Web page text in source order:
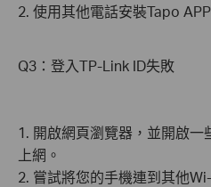
2. 使用其他電話安裝Tapo
Q3：登入TP-Link ID失敗
1. 開啟網頁瀏覽器，並開啟
上網。
2. 嘗試將您的手機連到其他